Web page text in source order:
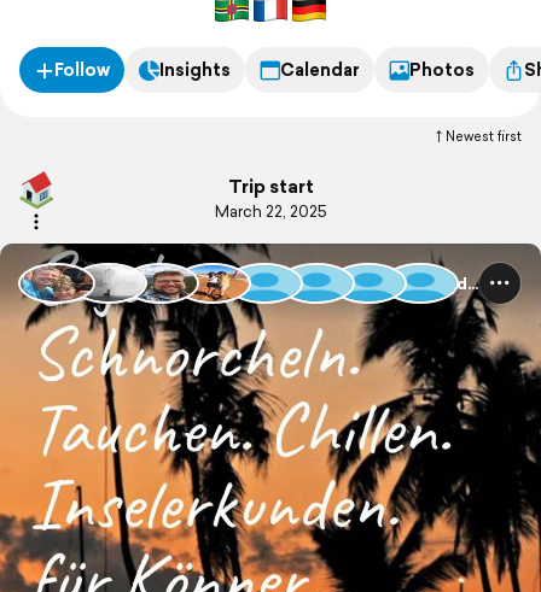
zurück.
Follow Insights Calendar Photos
Newest first
Trip start
March 22, 2025
Guadeloupe und Dominica